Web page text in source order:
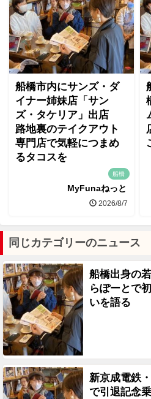
船橋市内にサンズ・ダ
イナー姉妹店「サン
ズ・タケリア」出店
路地裏のテイクアウト
専門店で気軽につまめ
るタコスを
船橋
MyFunaねっと
2026/8/7
同じカテゴリーのニュース
船橋出身の
らぽーとで
いを語る
新京成電鉄
で引退記念